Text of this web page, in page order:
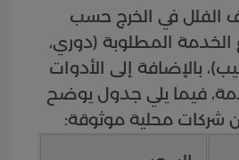
الفلل في الخرج حسب
الخدمة المطلوبة (دوري،
بالإضافة إلى الأدوات
فيما يلي جدول يوضح
شركات محلية موثوقة: